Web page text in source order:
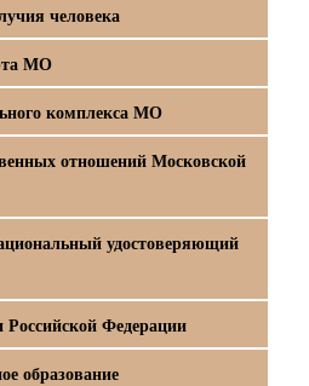
человека
МО
комплекса МО
отношений Московской
удостоверяющий
Федерации
образование